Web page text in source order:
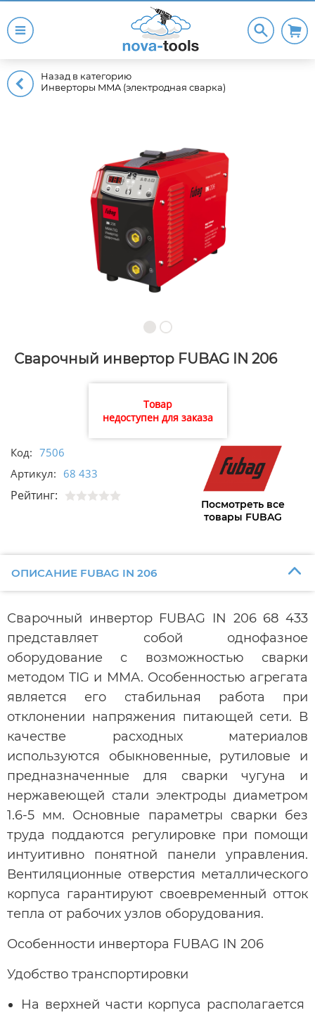
Назад в категорию
Инверторы MMA (электродная сварка)
Сварочный инвертор FUBAG IN 206
Товар
недоступен для заказа
Код: 7506
Артикул: 68 433
Рейтинг:
Посмотреть все
товары FUBAG
ОПИСАНИЕ FUBAG IN 206
Сварочный инвертор FUBAG IN 206 68 433
представляет собой однофазное
оборудование с возможностью сварки
методом TIG и ММА. Особенностью агрегата
является его стабильная работа при
отклонении напряжения питающей сети. В
качестве расходных материалов
используются обыкновенные, рутиловые и
предназначенные для сварки чугуна и
нержавеющей стали электроды диаметром
1.6-5 мм. Основные параметры сварки без
труда поддаются регулировке при помощи
интуитивно понятной панели управления.
Вентиляционные отверстия металлического
корпуса гарантируют своевременный отток
тепла от рабочих узлов оборудования.
Особенности инвертора FUBAG IN 206
Удобство транспортировки
На верхней части корпуса располагается